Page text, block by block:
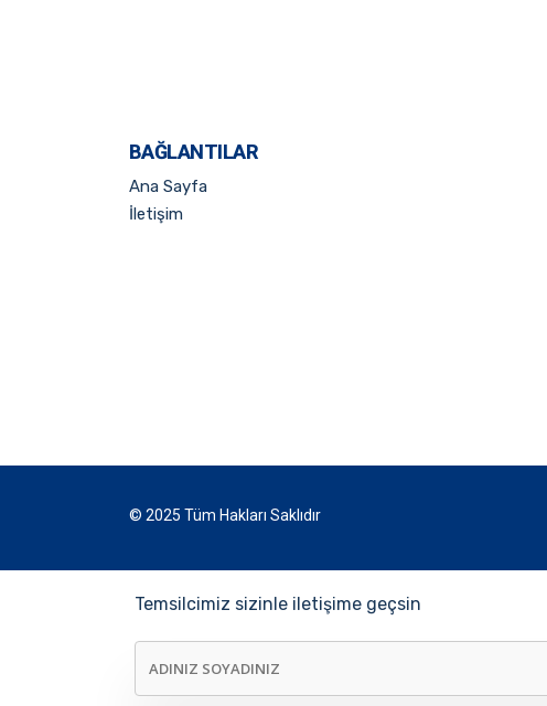
BAĞLANTILAR
Ana Sayfa
İletişim
© 2025 Tüm Hakları Saklıdır
Temsilcimiz sizinle iletişime geçsin